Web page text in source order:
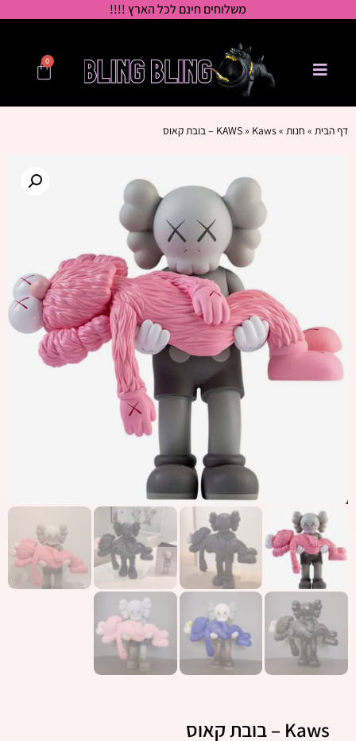
משלוחים חינם לכל הארץ !!!!
0
דף הבית » חנות »
KAWS » Kaws – בובת קאוס
Kaws – בובת קאוס